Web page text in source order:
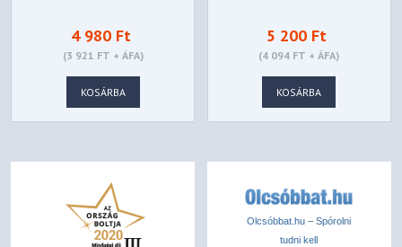
TÁSKA 15,6" -
4X40T84061
4 980 Ft
(3 921 FT + ÁFA)
KOSÁRBA
5 200 Ft
(4 094 FT + ÁFA)
KOSÁRBA
Olcsóbbat.hu – Spórolni
tudni kell